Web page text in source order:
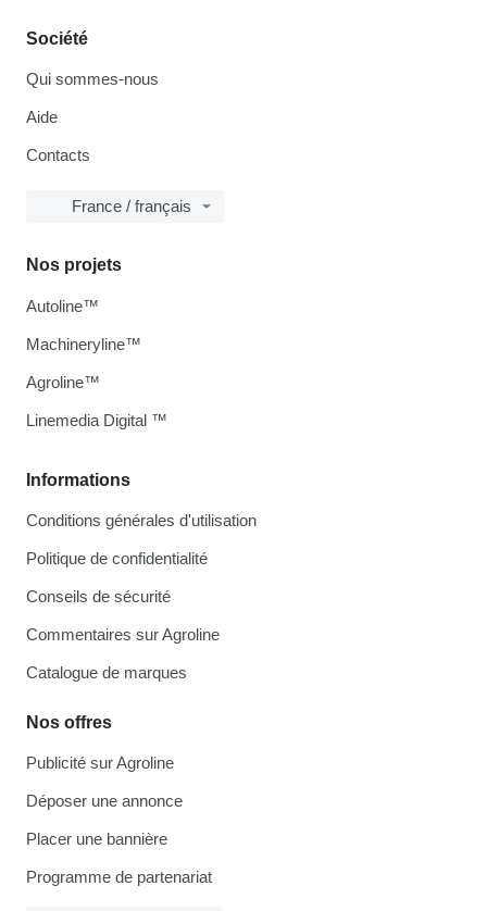
Société
Qui sommes-nous
Aide
Contacts
France / français
Informations
Conditions générales d'utilisation
Politique de confidentialité
Conseils de sécurité
Commentaires sur Agroline
Catalogue de marques
Nos offres
Publicité sur Agroline
Déposer une annonce
Placer une bannière
Programme de partenariat
Nos projets
Autoline™
Machineryline™
Agroline™
Linemedia Digital ™